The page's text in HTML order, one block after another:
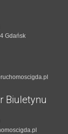
Gdańsk
Biuletynu